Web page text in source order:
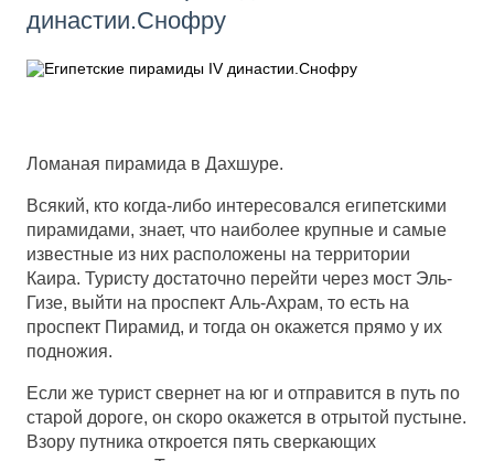
династии.Снофру
Ломаная пирамида в Дахшуре.
Всякий, кто когда-либо интересовался египетскими
пирамидами, знает, что наиболее крупные и самые
известные из них расположены на территории
Каира. Туристу достаточно перейти через мост Эль-
Гизе, выйти на проспект Аль-Ахрам, то есть на
проспект Пирамид, и тогда он окажется прямо у их
подножия.
Если же турист свернет на юг и отправится в путь по
старой дороге, он скоро окажется в отрытой пустыне.
Взору путника откроется пять сверкающих